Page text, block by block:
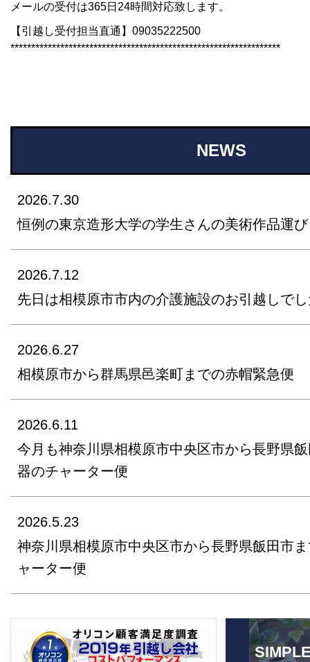
メールの受付は365日24時間対応致します。
【引越し受付担当直通】09035222500
*****************************************************************
NEWS
2026.7.30
恒例の東京造形大学の学生さんの美術作品運び
2026.7.12
先日は相模原市市内の介護施設のお引越しで
2026.6.27
相模原市から群馬県邑楽町までの赤帽緊急便
2026.6.11
今月も神奈川県相模原市中央区市から長野県
器のチャーター便
2026.5.23
神奈川県相模原市中央区市から長野県飯田市
ャーター便